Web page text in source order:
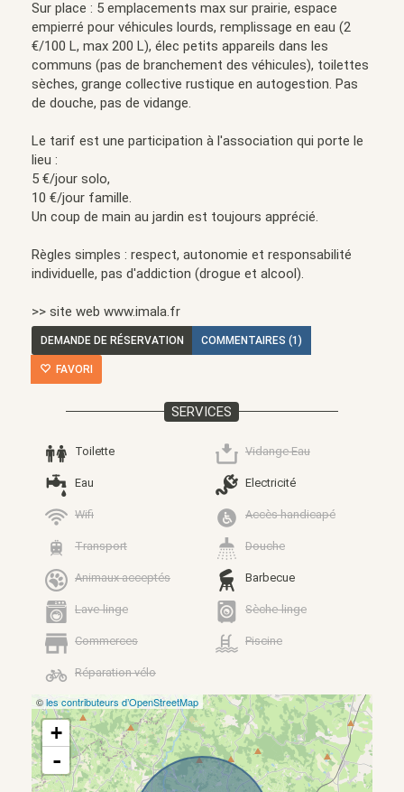
Sur place : 5 emplacements max sur prairie, espace
empierré pour véhicules lourds, remplissage en eau (2
€/100 L, max 200 L), élec petits appareils dans les
communs (pas de branchement des véhicules), toilettes
sèches, grange collective rustique en autogestion. Pas
de douche, pas de vidange.
Le tarif est une participation à l'association qui porte le
lieu :
5 €/jour solo,
10 €/jour famille.
Un coup de main au jardin est toujours apprécié.
Règles simples : respect, autonomie et responsabilité
individuelle, pas d'addiction (drogue et alcool).
>> site web www.imala.fr
DEMANDE DE RÉSERVATION COMMENTAIRES (1)
FAVORI
SERVICES
Toilette Vidange Eau
Eau Electricité
Wifi Accès handicapé
Transport Douche
Animaux acceptés Barbecue
Lave-linge Sèche-linge
Commerces Piscine
Réparation vélo
©les contributeurs d’OpenStreetMap
+
-